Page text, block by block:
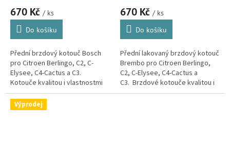
670 Kč / ks
Do košíku
Přední brzdový kotouč Bosch
pro Citroen Berlingo, C2, C-
Elysee, C4-Cactus a C3.
Kotouče kvalitou i vlastnostmi
odpovídající originálním dílům.
(Peugeot 301, Partner)
670 Kč / ks
Do košíku
Přední lakovaný brzdový kotouč
Brembo pro Citroen Berlingo,
C2, C-Elysee, C4-Cactus a
C3. Brzdové kotouče kvalitou i
vlastnostmi odpovídající
Výprodej